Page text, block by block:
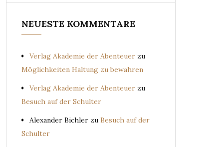
NEUESTE KOMMENTARE
Verlag Akademie der Abenteuer zu
Möglichkeiten Haltung zu bewahren
Verlag Akademie der Abenteuer zu
Besuch auf der Schulter
Alexander Bichler zu Besuch auf der
Schulter